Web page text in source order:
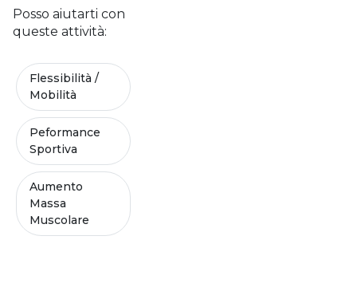
Posso aiutarti con
queste attività:
Flessibilità /
Mobilità
Peformance
Sportiva
Aumento
Massa
Muscolare